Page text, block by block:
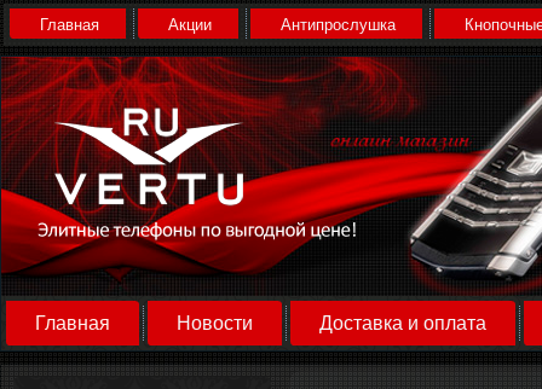
Главная Акции Антипрослушка
Главная Новости Доставка и оплата